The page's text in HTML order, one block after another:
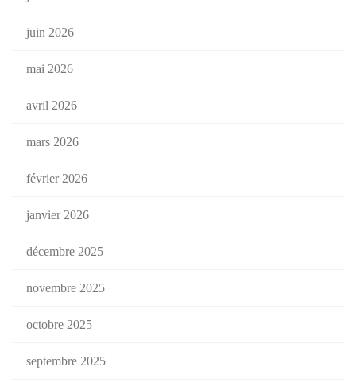
juin 2026
mai 2026
avril 2026
mars 2026
février 2026
janvier 2026
décembre 2025
novembre 2025
octobre 2025
septembre 2025